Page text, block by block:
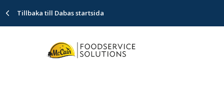
Tillbaka till Dabas startsida